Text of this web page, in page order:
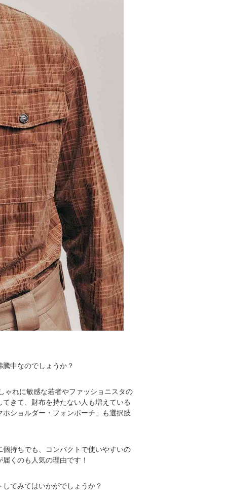
中なのでしょうか？
ゃれに敏感な若者やファッショニスタの
きて、財布を持たない人も増えている
ショルダー・フォンポーチ」も選択肢
持ちでも、コンパクトで使いやすいの
くのも人気の理由です！
てみてはいかがでしょうか？